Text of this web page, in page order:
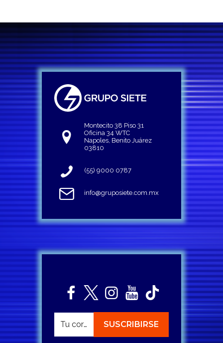
Montecito 38 Piso 31
Oficina 34 WTC
Napoles, Benito Juárez
03810
(55) 9000 0787
info@gruposiete.com.mx